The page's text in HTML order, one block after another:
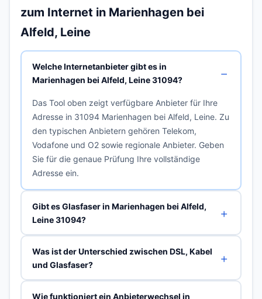
zum Internet in Marienhagen bei
Alfeld, Leine
Welche Internetanbieter gibt es in
Marienhagen bei Alfeld, Leine 31094?
Das Tool oben zeigt verfügbare Anbieter für Ihre
Adresse in 31094 Marienhagen bei Alfeld, Leine. Zu
den typischen Anbietern gehören Telekom,
Vodafone und O2 sowie regionale Anbieter. Geben
Sie für die genaue Prüfung Ihre vollständige
Adresse ein.
Gibt es Glasfaser in Marienhagen bei Alfeld,
Leine 31094?
Was ist der Unterschied zwischen DSL, Kabel
und Glasfaser?
Wie funktioniert ein Anbieterwechsel in